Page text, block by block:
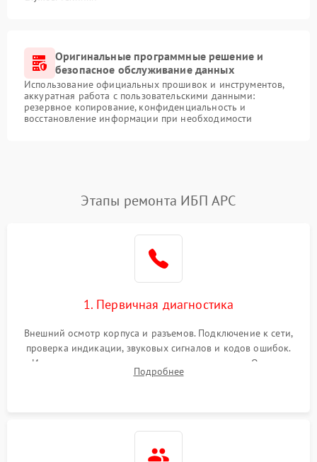
Оригинальные программные решение и
безопасное обслуживание данных
Использование официальных прошивок и инструментов,
аккуратная работа с пользовательскими данными:
резервное копирование, конфиденциальность и
восстановление информации при необходимости
Этапы ремонта ИБП APC
1. Первичная диагностика
Внешний осмотр корпуса и разъемов. Подключение к сети,
проверка индикации, звуковых сигналов и кодов ошибок.
Измерение входного и выходного напряжения. Оценка
реакции ИБП на отключение основного питания без
Подробнее